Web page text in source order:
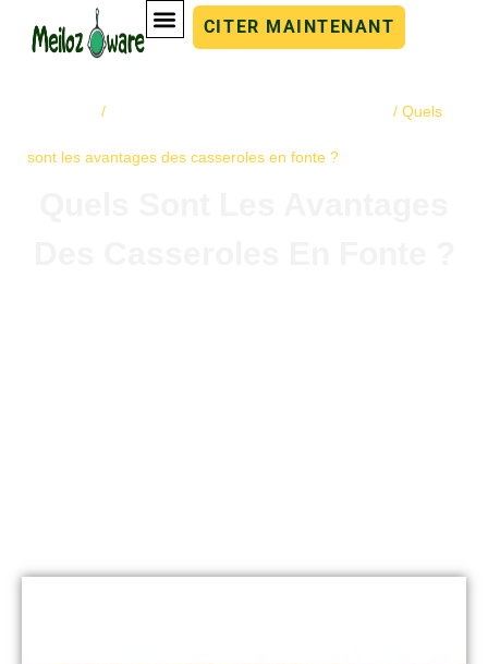
CITER MAINTENANT
/ / Quels
sont les avantages des casseroles en fonte ?